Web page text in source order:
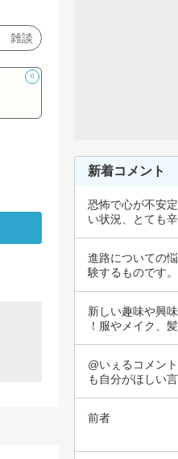
雑談
0
新着コメント
恐怖で心が不安
い状況、とても
進路についての
験するものです
新しい趣味や興
！服やメイク、
@いぇるコメン
も自分がほしい
前者